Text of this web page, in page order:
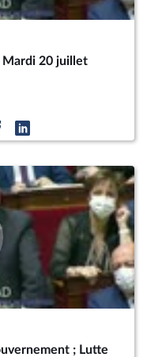
Mardi 20 juillet
; Lutte